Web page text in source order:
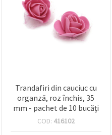
Trandafiri din cauciuc cu
organză, roz închis, 35
mm - pachet de 10 bucăți
COD: 416102